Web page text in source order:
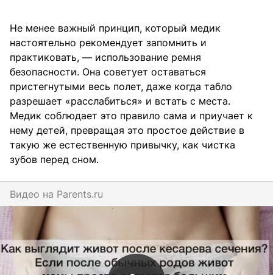
Не менее важный принцип, который медик
настоятельно рекомендует запомнить и
практиковать, — использование ремня
безопасности. Она советует оставаться
пристегнутыми весь полет, даже когда табло
разрешает «расслабиться» и встать с места.
Медик соблюдает это правило сама и приучает к
нему детей, превращая это простое действие в
такую же естественную привычку, как чистка
зубов перед сном.
Видео на parents.ru